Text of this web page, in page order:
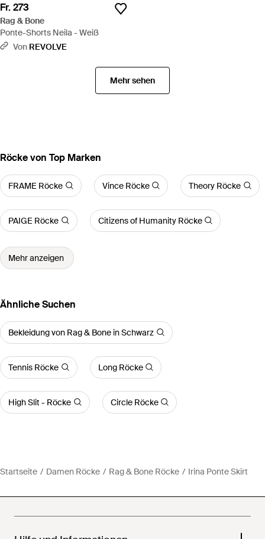
Fr. 273
Rag & Bone
Ponte-Shorts Neila - Weiß
Von REVOLVE
Mehr sehen
Röcke von Top Marken
FRAME Röcke Vince Röcke Theory Röcke
PAIGE Röcke Citizens of Humanity Röcke
Mehr anzeigen
Ähnliche Suchen
Bekleidung von Rag & Bone in Schwarz
Tennis Röcke Long Röcke
High Slit - Röcke Circle Röcke
Startseite Damen Röcke Rag & Bone Röcke Irina Ponte Skirt